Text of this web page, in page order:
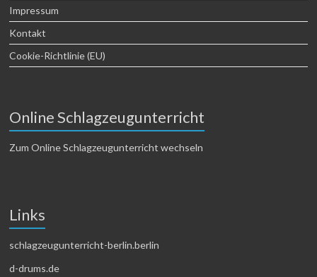
Impressum
Kontakt
Cookie-Richtlinie (EU)
Online Schlagzeugunterricht
Zum Online Schlagzeugunterricht wechseln
Links
schlagzeugunterricht-berlin.berlin
d-drums.de